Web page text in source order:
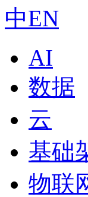
中EN
AI
数据
云
基础
物联